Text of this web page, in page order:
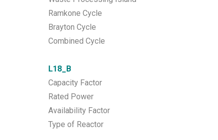
Ramkone Cycle
Brayton Cycle
Combined Cycle
L18_B
Capacity Factor
Rated Power
Availability Factor
Type of Reactor